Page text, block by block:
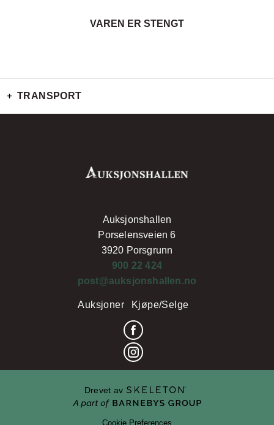
VAREN ER STENGT
TRANSPORT
Auksjonshallen
Porselensveien 6
3920 Porsgrunn
900 22 424
post@auksjonshallen.no
Auksjoner Kjøpe/Selge
Drevet av
Cookie Preferences